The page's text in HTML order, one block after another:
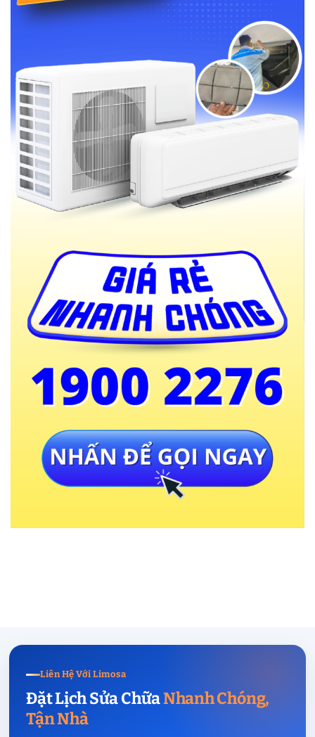
Liên Hệ Với Limosa
Đặt Lịch Sửa ChữaNhanh Chóng,
Tận Nhà